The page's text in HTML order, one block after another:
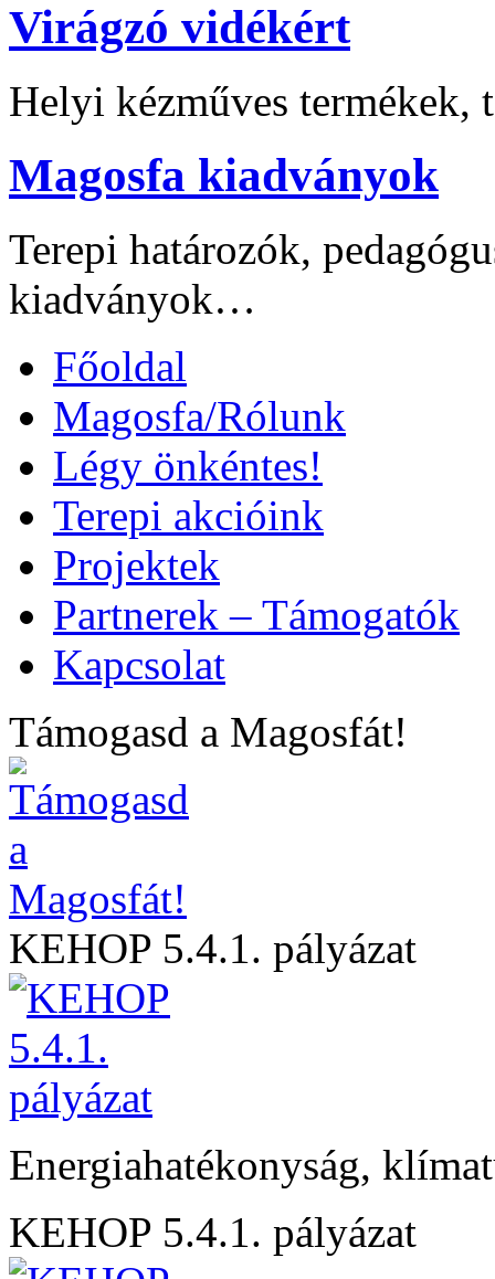
Virágzó vidékért
Helyi kézműves
Magosfa kiadványok
Terepi határozók,
kiadványok…
Főoldal
Magosfa/Rólunk
Légy önkéntes!
Terepi akcióink
Projektek
Partnerek – Támogatók
Kapcsolat
Támogasd a Magosfát!
KEHOP 5.4.1. pályázat
Energiahatékonyság,
KEHOP 5.4.1. pályázat